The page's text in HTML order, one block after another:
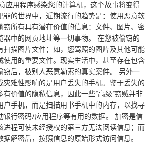
应用程序感染您的计算机，这个故事将变得
罪的世界中，近期流行的趋势是：使用恶意软
窃所有具有潜在价值的信息：文件、图片、密
器中的网页地址等一切事物。 在您被偷窃的
扫描图片文件；如，您驾照的图片及其他可能
使用的重要文件。现实生活中，甚至存在包含
窃后，被别人恶意勒索的真实案件。 另外一
灾难性影响的是用户丢失的手机。鉴于丢失的
价值的隐私信息，因此一些”高级”窃贼并非
户手机，而是扫描用书手机中的内存，以找寻
银行密码/应用程序等有用的数据。 加密是信
进程可使未经授权的第三方无法阅读信息；而
解密后，按照信息的原始形式访问信息。